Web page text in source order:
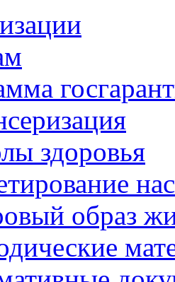
здоровья
образ